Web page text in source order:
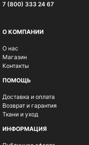
7 (800) 333 24 67
О КОМПАНИИ
О нас
Магазин
Контакты
ПОМОЩЬ
Доставка и оплата
Возврат и гарантия
Ткани и уход
ИНФОРМАЦИЯ